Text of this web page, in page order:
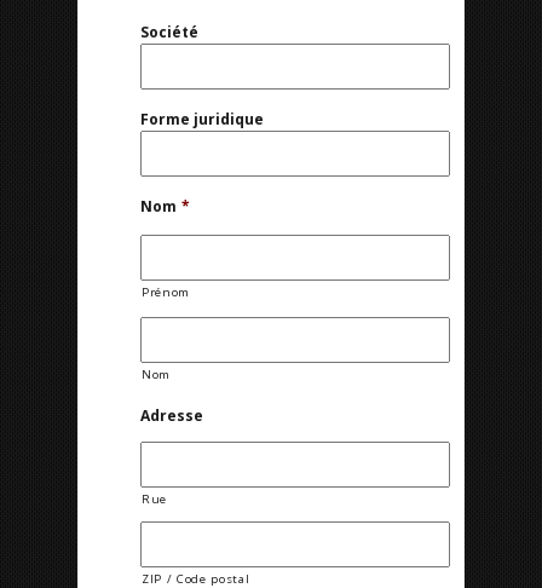
Société
Forme juridique
Nom *
Prénom
Nom
Adresse
Rue
ZIP / Code postal